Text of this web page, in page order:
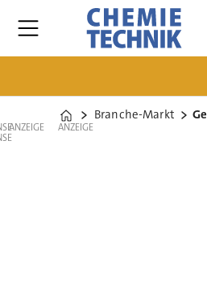
Home
Branche-Markt
ANZEIGE ANZEIGE